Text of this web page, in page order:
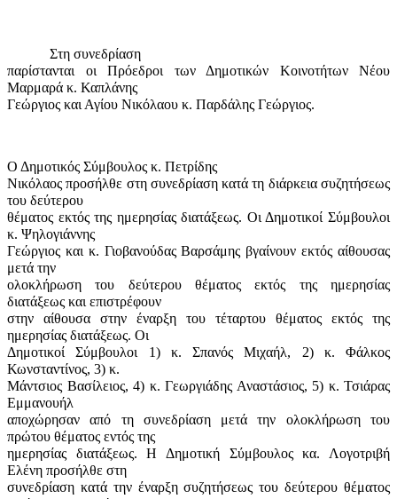
Στη συνεδρίαση
παρίστανται οι Πρόεδροι των Δημοτικών Κοινοτήτων Νέου
Μαρμαρά κ. Καπλάνης
Γεώργιος και Αγίου Νικόλαου κ. Παρδάλης Γεώργιος.
Ο Δημοτικός Σύμβουλος κ. Πετρίδης
Νικόλαος προσήλθε στη συνεδρίαση κατά τη διάρκεια συζητήσεως
του δεύτερου
θέματος εκτός της ημερησίας διατάξεως. Οι Δημοτικοί Σύμβουλοι
κ. Ψηλογιάννης
Γεώργιος και κ. Γιοβανούδας Βαρσάμης βγαίνουν εκτός αίθουσας
μετά την
ολοκλήρωση του δεύτερου θέματος εκτός της ημερησίας
διατάξεως και επιστρέφουν
στην αίθουσα στην έναρξη του τέταρτου θέματος εκτός της
ημερησίας διατάξεως. Οι
Δημοτικοί Σύμβουλοι 1) κ. Σπανός Μιχαήλ, 2) κ. Φάλκος
Κωνσταντίνος, 3) κ.
Μάντσιος Βασίλειος, 4) κ. Γεωργιάδης Αναστάσιος, 5) κ. Τσιάρας
Εμμανουήλ
αποχώρησαν από τη συνεδρίαση μετά την ολοκλήρωση του
πρώτου θέματος εντός της
ημερησίας διατάξεως. Η Δημοτική Σύμβουλος κα. Λογοτριβή
Ελένη προσήλθε στη
συνεδρίαση κατά την έναρξη συζητήσεως του δεύτερου θέματος